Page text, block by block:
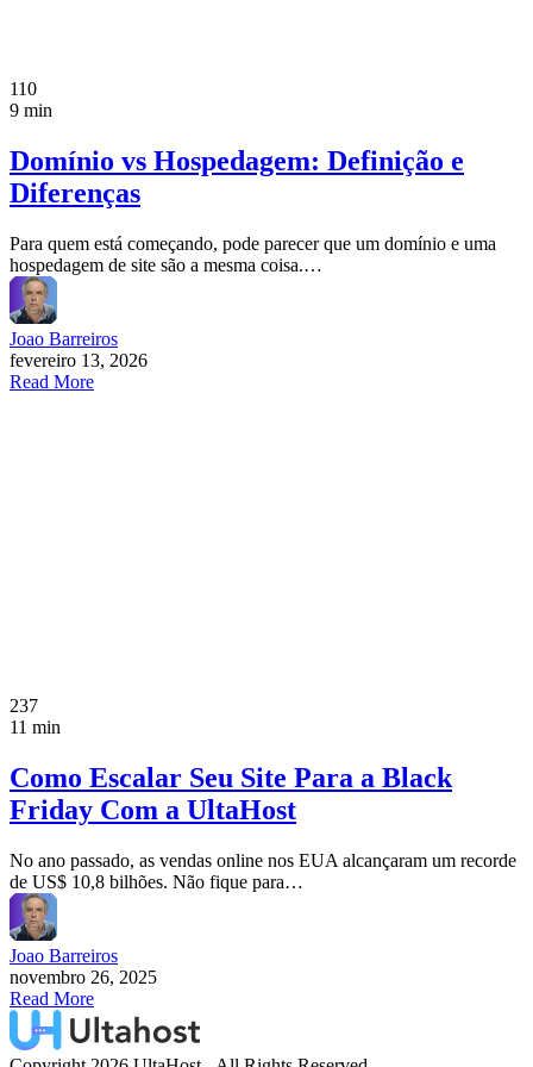
110
9 min
Domínio vs Hospedagem: Definição e
Diferenças
Para quem está começando, pode parecer que um domínio e uma
hospedagem de site são a mesma coisa.…
Joao Barreiros
fevereiro 13, 2026
Read More
237
11 min
Como Escalar Seu Site Para a Black
Friday Com a UltaHost
No ano passado, as vendas online nos EUA alcançaram um recorde
de US$ 10,8 bilhões. Não fique para…
Joao Barreiros
novembro 26, 2025
Read More